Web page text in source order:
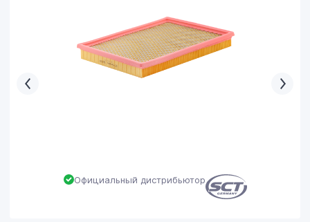
Официальный дистрибьютор